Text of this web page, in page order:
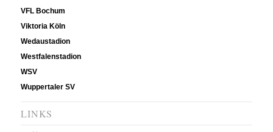
VFL Bochum
Viktoria Köln
Wedaustadion
Westfalenstadion
WSV
Wuppertaler SV
LINKS